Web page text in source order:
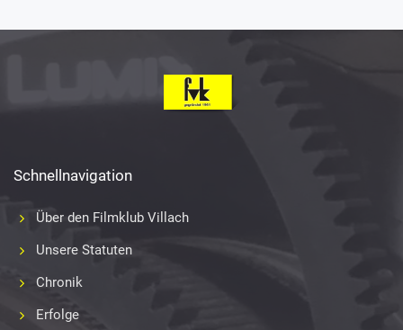
Schnellnavigation
Über den Filmklub Villach
Unsere Statuten
Chronik
Erfolge